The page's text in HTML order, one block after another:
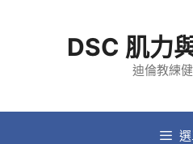
容
DSC 肌力
迪倫教練